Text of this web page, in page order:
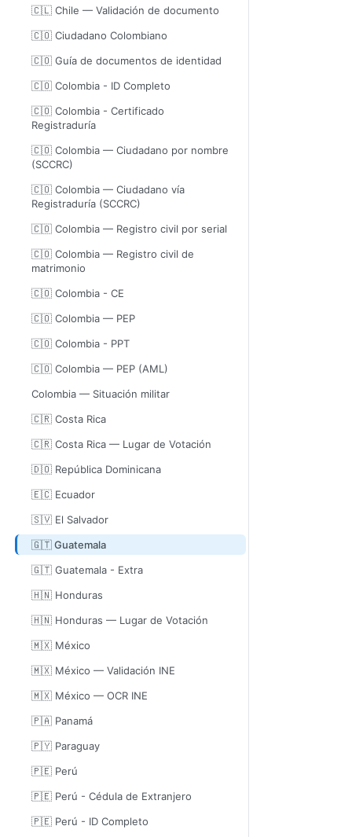
🇨🇱 Chile — Validación de documento
🇨🇴 Ciudadano Colombiano
🇨🇴 Guía de documentos de identidad
🇨🇴 Colombia - ID Completo
🇨🇴 Colombia - Certificado
Registraduría
🇨🇴 Colombia — Ciudadano por nombre
(SCCRC)
🇨🇴 Colombia — Ciudadano vía
Registraduría (SCCRC)
🇨🇴 Colombia — Registro civil por serial
🇨🇴 Colombia — Registro civil de
matrimonio
🇨🇴 Colombia - CE
🇨🇴 Colombia — PEP
🇨🇴 Colombia - PPT
🇨🇴 Colombia — PEP (AML)
Colombia — Situación militar
🇨🇷 Costa Rica
🇨🇷 Costa Rica — Lugar de Votación
🇩🇴 República Dominicana
🇪🇨 Ecuador
🇸🇻 El Salvador
🇬🇹 Guatemala
🇬🇹 Guatemala - Extra
🇭🇳 Honduras
🇭🇳 Honduras — Lugar de Votación
🇲🇽 México
🇲🇽 México — Validación INE
🇲🇽 México — OCR INE
🇵🇦 Panamá
🇵🇾 Paraguay
🇵🇪 Perú
🇵🇪 Perú - Cédula de Extranjero
🇵🇪 Perú - ID Completo